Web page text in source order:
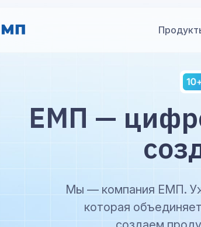
ЕМП —
Мы — компания ЕМП.
которая